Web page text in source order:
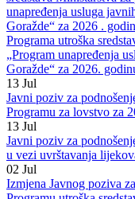
20 Jul
Javni poziv za odabir
sredstava Ministarstva
unapređenja usluga
Goražde“ za 2026 .
Programa utroška
„Program unapređenja
Goražde“ za 2026.
13 Jul
Javni poziv za
Programu za lovstvo za
13 Jul
Javni poziv za